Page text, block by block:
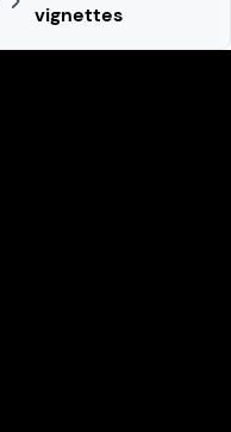
vignettes